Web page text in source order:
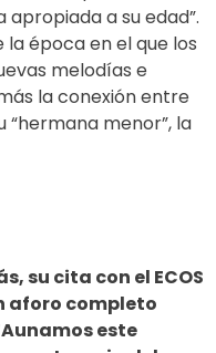
a su edad”.
la época en el que los
melodías e
la conexión entre
“hermana menor”, la
su cita con el ECOS
aforo completo
este